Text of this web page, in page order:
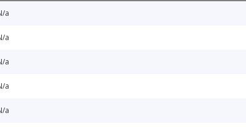
a
a
a
a
a